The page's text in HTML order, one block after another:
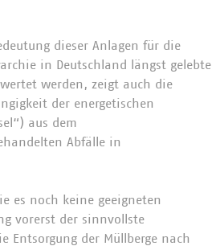
dieser Anlagen für die
in Deutschland längst gelebte
werden, zeigt auch die
der energetischen
aus dem
Abfälle in
es noch keine geeigneten
vorerst der sinnvollste
Entsorgung der Müllberge nach